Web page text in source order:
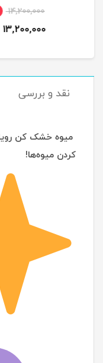
14,200,000
13,200,000
نقد و بررسی
کردن میوه‌ها!